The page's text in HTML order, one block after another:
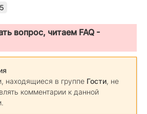
5
вопрос, читаем FAQ -
находящиеся в группе Гости, не
комментарии к данной